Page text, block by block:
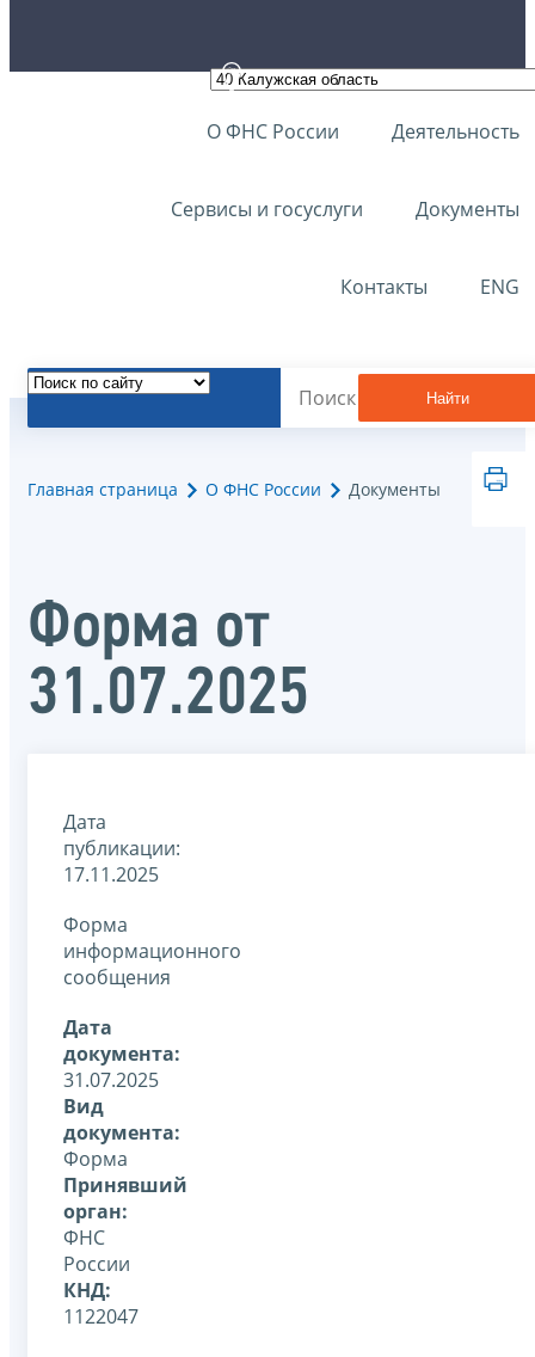
О ФНС России Деятельность
Сервисы и госуслуги Документы
Контакты ENG
Найти
Главная страница О ФНС России Документы
Форма от
31.07.2025
Дата
публикации:
17.11.2025
Форма
информационного
сообщения
Дата
документа:
31.07.2025
Вид
документа:
Форма
Принявший
орган:
ФНС
России
КНД:
1122047